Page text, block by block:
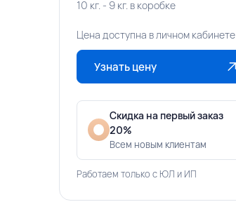
10 кг. - 9 кг. в коробке
Цена доступна в личном кабинете
Узнать цену
Скидка на первый заказ
20%
Всем новым клиентам
Работаем только с ЮЛ и ИП